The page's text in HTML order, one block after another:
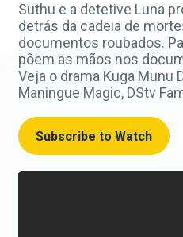
Suthu e a detetive Luna
detrás da cadeia de
documentos roubados.
põem as mãos nos
Veja o drama Kuga Munu
Maningue Magic, DStv
Subscribe to Watch